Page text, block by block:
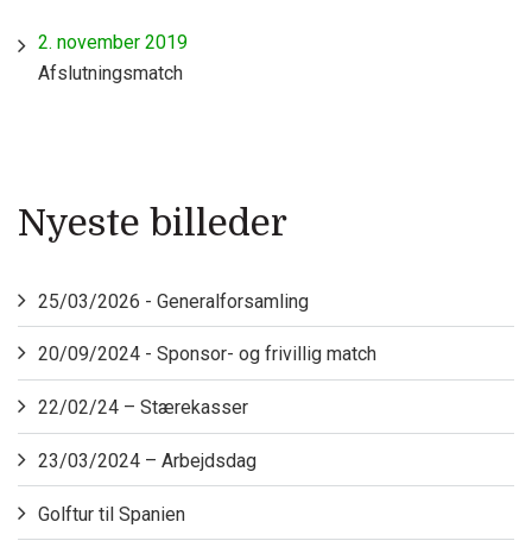
2. november 2019
Afslutningsmatch
Nyeste billeder
25/03/2026 - Generalforsamling
20/09/2024 - Sponsor- og frivillig match
22/02/24 – Stærekasser
23/03/2024 – Arbejdsdag
Golftur til Spanien